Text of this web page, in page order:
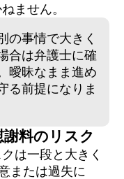
ません。
の事情で大きく
合は弁護士に確
曖昧なまま進め
る前提になりま
料のリスク
は一段と大きく
または過失に